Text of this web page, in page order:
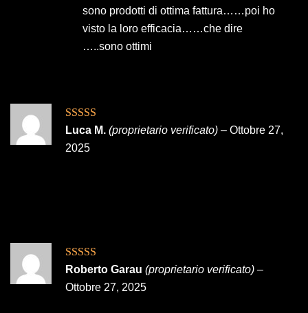
sono prodotti di ottima fattura……poi ho
visto la loro efficacia……che dire
…..sono ottimi
Valutato 5su
5
Luca M. (proprietario verificato) – Ottobre 27,
2025
Valutato5 su
5
Roberto Garau (proprietario verificato) –
Ottobre 27, 2025